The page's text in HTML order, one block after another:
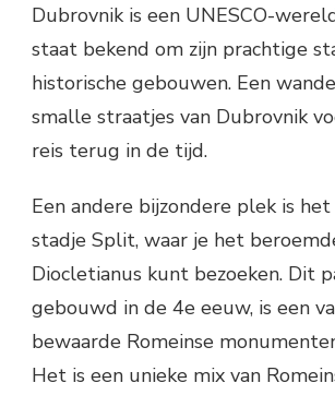
Dubrovnik is een UNESCO-
staat bekend om zijn prachtige
historische gebouwen. Een
smalle straatjes van Dubrovnik
reis terug in de tijd.
Een andere bijzondere plek is
stadje Split, waar je het
Diocletianus kunt bezoeken. Dit
gebouwd in de 4e eeuw, is een
bewaarde Romeinse
Het is een unieke mix van